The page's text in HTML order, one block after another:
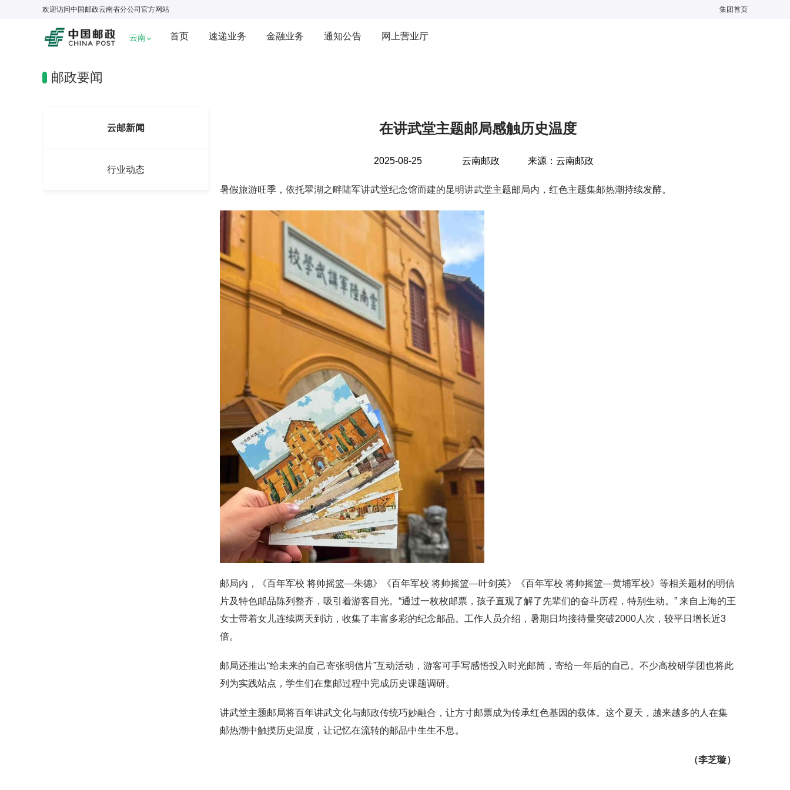
欢迎访问中国邮政云南省分公司 官方网站 集团首页
云南 首页 速递业务 金融业务 通知公告 网上营业厅
邮政要闻
云邮新闻
行业动态
在讲武堂主题邮局感触历史温度
2025-08-25 云南邮政 来源： 云南邮政
暑假旅游旺季，依托翠湖之畔陆军讲武堂纪念馆而建的昆明讲武堂主题邮局内，红色主题集邮热潮持续发酵。
邮局内，《百年军校 将帅摇篮—朱德》《百年军校 将帅摇篮—叶剑英》《百年军校 将帅摇篮—黄埔军校》等相关题材的明信
片及特色邮品陈列整齐，吸引着游客目光。“通过一枚枚邮票，孩子直观了解了先辈们的奋斗历程，特别生动。” 来自上海的王
女士带着女儿连续两天到访，收集了丰富多彩的纪念邮品。工作人员介绍，暑期日均接待量突破2000人次，较平日增长近3
倍。
邮局还推出“给未来的自己寄张明信片”互动活动，游客可手写感悟投入时光邮筒，寄给一年后的自己。不少高校研学团也将此
列为实践站点，学生们在集邮过程中完成历史课题调研。
讲武堂主题邮局将百年讲武文化与邮政传统巧妙融合，让方寸邮票成为传承红色基因的载体。这个夏天，越来越多的人在集
邮热潮中触摸历史温度，让记忆在流转的邮品中生生不息。
（李芝璇）